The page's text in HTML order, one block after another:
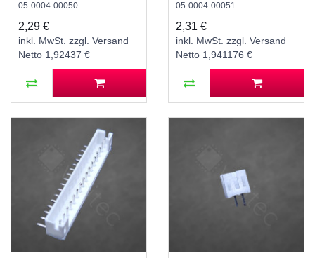
05-0004-00050
2,29 €
inkl. MwSt. zzgl. Versand
Netto 1,92437 €
05-0004-00051
2,31 €
inkl. MwSt. zzgl. Versand
Netto 1,941176 €